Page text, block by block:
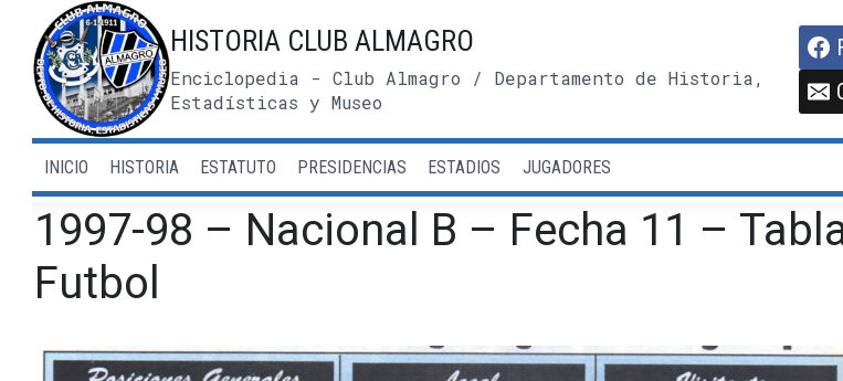
contenido
HISTORIA CLUB ALMAGRO
Enciclopedia - Club Almagro / Departamento de Historia,
Estadísticas y Museo
INICIO HISTORIA ESTATUTO PRESIDENCIAS ESTADIOS JUGADORES
1997-98 – Nacional B – Fecha 11 –
Futbol